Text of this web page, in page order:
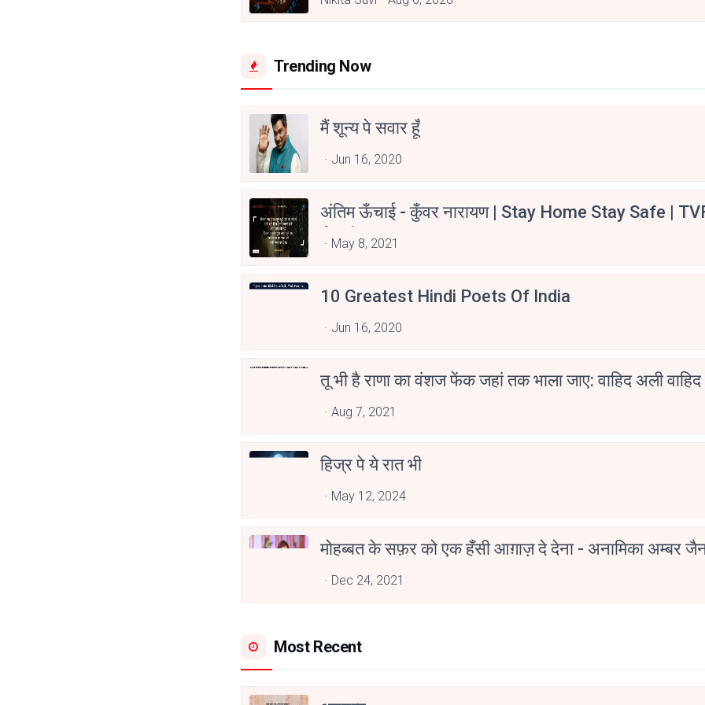
Trending Now
मैं शून्य पे सवार हूँ
Jun 16, 2020
अंतिम ऊँचाई - कुँवर नारायण | Stay Home Stay Safe |
Aspirants
May 8, 2021
10 Greatest Hindi Poets Of India
Jun 16, 2020
तू भी है राणा का वंशज फेंक जहां तक भाला जाए: वाहिद अली वाहिद
Aug 7, 2021
हिज्र पे ये रात भी
May 12, 2024
मोहब्बत के सफ़र को एक हँसी आग़ाज़ दे देना - अनामिका अम्बर
Dec 24, 2021
Most Recent